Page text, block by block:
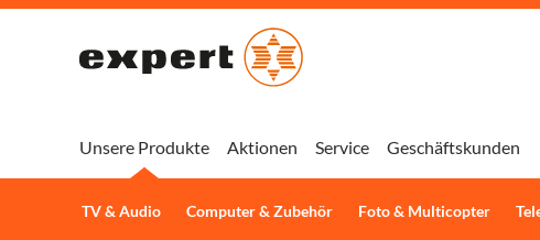
Unsere Produkte
TV & Audio Computer & Zubehör Foto & Multicopter
Aktionen Service Geschäftskunden